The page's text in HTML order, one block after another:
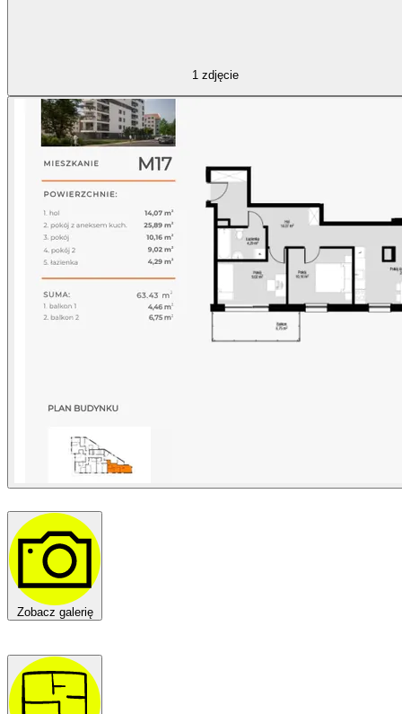
1 zdjęcie
Zobacz galerię